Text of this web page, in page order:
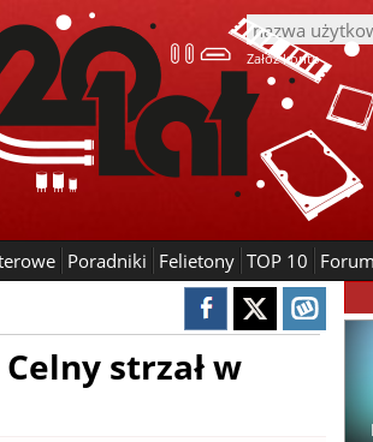
Załóż konto
Poradniki Felietony TOP 10
strzał w